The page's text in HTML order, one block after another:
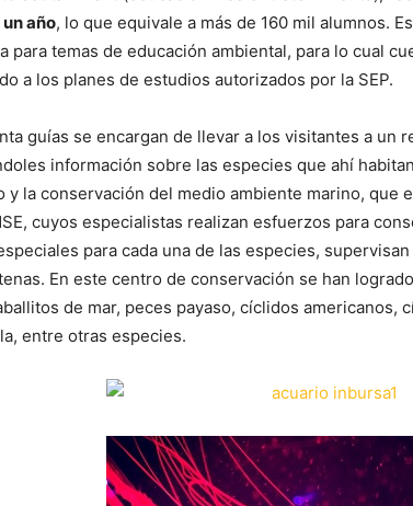
año, lo que equivale a más de 160 mil alumnos.
para temas de educación ambiental, para lo cual
a los planes de estudios autorizados por la SEP.
guías se encargan de llevar a los visitantes a un
información sobre las especies que ahí
y la conservación del medio ambiente marino, que
cuyos especialistas realizan esfuerzos para
para cada una de las especies,
En este centro de conservación se han
de mar, peces payaso, cíclidos americanos,
entre otras especies.